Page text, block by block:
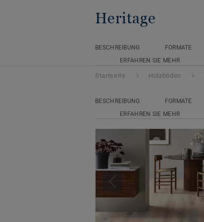
Heritage
BESCHREIBUNG FORMATE
ERFAHREN SIE MEHR
Startseite Holzböden
BESCHREIBUNG FORMATE
ERFAHREN SIE MEHR